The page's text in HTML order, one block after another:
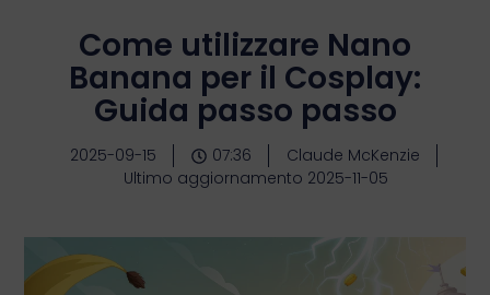
Come utilizzare Nano
Banana per il Cosplay:
Guida passo passo
2025-09-15 07:36
Claude McKenzie
Ultimo aggiornamento 2025-11-05